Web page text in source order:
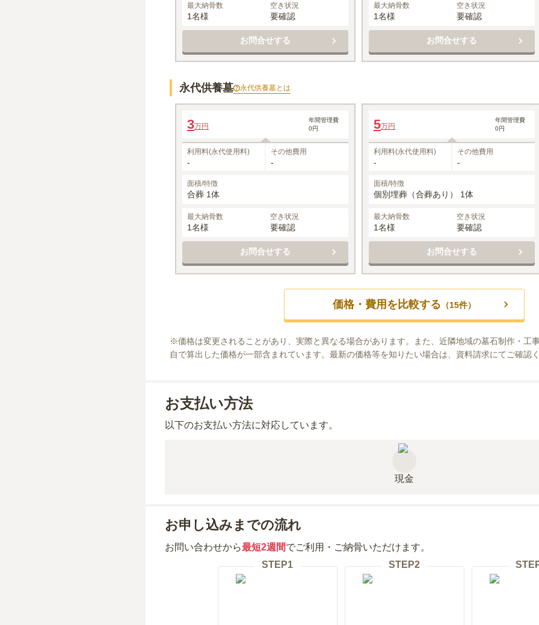
最大納骨数
1名様
空き状況
要確認
お問合せする
最大納骨数
1名様
空き状況
要確認
お問合せする
永代供養墓 永代供養墓とは
1名あたりの価格
3万円
年間管理費
0円
利用料(永代使用料)
-
その他費用
-
面積/特徴
合葬 1体
最大納骨数
1名様
空き状況
要確認
お問合せする
1名あたりの価格
5万円
年間管理費
0円
利用料(永代使用料)
-
その他費用
-
面積/特徴
個別埋葬（合葬あり） 1体
最大納骨数
1名様
空き状況
要確認
お問合せする
価格・費用を比較する （15件）
※価格は変更されることがあり、実際と異なる場合があります。また、近隣地域の墓石制作・工
自で算出した価格が一部含まれています。最新の価格等を知りたい場合は、資料請求にてご確認
お支払い方法
以下のお支払い方法に対応しています。
現金
お申し込みまでの流れ
お問い合わせから最短2週間でご利用・ご納骨いただけます。
STEP1 STEP2